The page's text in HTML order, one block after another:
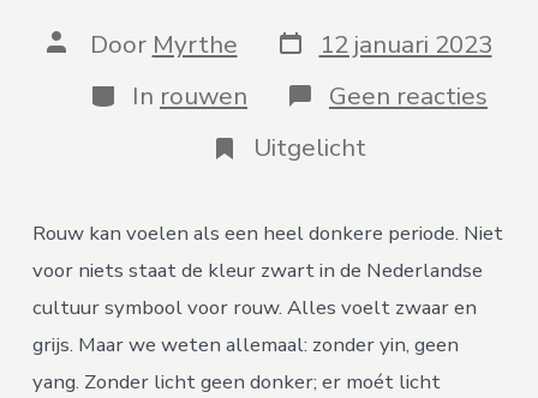
Auteur
bericht
Door Myrthe Berichtdatum
12 januari 2023
Categorieën
In rouwen Geen reacties
Uitgelicht
Rouw kan voelen als een heel donkere periode. Niet
voor niets staat de kleur zwart in de Nederlandse
cultuur symbool voor rouw. Alles voelt zwaar en
grijs. Maar we weten allemaal: zonder yin, geen
yang. Zonder licht geen donker; er moét licht